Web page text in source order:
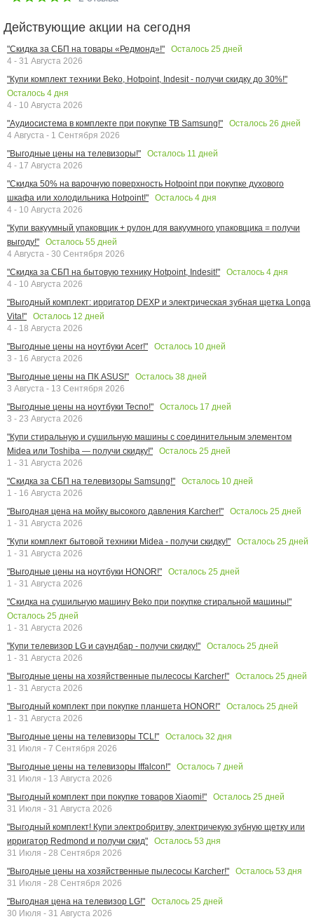
Действующие акции на сегодня
"Скидка за СБП на товары «Редмонд»!" Осталось 25 дней
4 - 31 Августа 2026
"Купи комплект техники Beko, Hotpoint, Indesit - получи скидку до 30%!"
Осталось 4 дня
4 - 10 Августа 2026
"Аудиосистема в комплекте при покупке ТВ Samsung!"
Осталось 26 дней
4 Августа - 1 Сентября 2026
"Выгодные цены на телевизоры!"
Осталось 11 дней
4 - 17 Августа 2026
"Скидка 50% на варочную поверхность Hotpoint при покупке духового
шкафа или холодильника Hotpoint!"
Осталось 4 дня
4 - 10 Августа 2026
"Купи вакуумный упаковщик + рулон для вакуумного упаковщика = получи
выгоду!"
Осталось 55 дней
4 Августа - 30 Сентября 2026
"Скидка за СБП на бытовую технику Hotpoint, Indesit!"
Осталось 4 дня
4 - 10 Августа 2026
"Выгодный комплект: ирригатор DEXP и электрическая зубная щетка Longa
Vita!"
Осталось 12 дней
4 - 18 Августа 2026
"Выгодные цены на ноутбуки Acer!"
Осталось 10 дней
3 - 16 Августа 2026
"Выгодные цены на ПК ASUS!"
Осталось 38 дней
3 Августа - 13 Сентября 2026
"Выгодные цены на ноутбуки Tecno!"
Осталось 17 дней
3 - 23 Августа 2026
"Купи стиральную и сушильную машины с соединительным элементом
Midea или Toshiba — получи скидку!"
Осталось 25 дней
1 - 31 Августа 2026
"Скидка за СБП на телевизоры Samsung!"
Осталось 10 дней
1 - 16 Августа 2026
"Выгодная цена на мойку высокого давления Karcher!"
Осталось 25 дней
1 - 31 Августа 2026
"Купи комплект бытовой техники Midea - получи скидку!"
Осталось 25 дней
1 - 31 Августа 2026
"Выгодные цены на ноутбуки HONOR!"
Осталось 25 дней
1 - 31 Августа 2026
"Скидка на сушильную машину Beko при покупке стиральной машины!"
Осталось 25 дней
1 - 31 Августа 2026
"Купи телевизор LG и саундбар - получи скидку!"
Осталось 25 дней
1 - 31 Августа 2026
"Выгодные цены на хозяйственные пылесосы Karcher!"
Осталось 25 дней
1 - 31 Августа 2026
"Выгодный комплект при покупке планшета HONOR!"
Осталось 25 дней
1 - 31 Августа 2026
"Выгодные цены на телевизоры TCL!"
Осталось 32 дня
31 Июля - 7 Сентября 2026
"Выгодные цены на телевизоры Iffalcon!"
Осталось 7 дней
31 Июля - 13 Августа 2026
"Выгодный комплект при покупке товаров Xiaomi!"
Осталось 25 дней
31 Июля - 31 Августа 2026
"Выгодный комплект! Купи электробритву, электричекую зубную щетку или
ирригатор Redmond и получи скид"
Осталось 53 дня
31 Июля - 28 Сентября 2026
"Выгодные цены на хозяйственные пылесосы Karcher!"
Осталось 53 дня
31 Июля - 28 Сентября 2026
"Выгодная цена на телевизор LG!"
Осталось 25 дней
30 Июля - 31 Августа 2026